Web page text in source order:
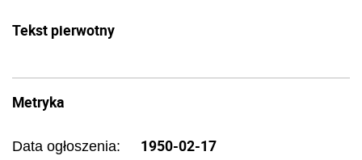
Tekst pierwotny
Metryka
Data ogłoszenia: 1950-02-17